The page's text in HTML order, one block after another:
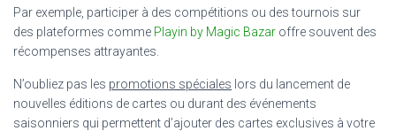
Par exemple, participer à des compétitions ou des tournois sur
des plateformes comme Playin by Magic Bazar offre souvent des
récompenses attrayantes.
N’oubliez pas les promotions spéciales lors du lancement de
nouvelles éditions de cartes ou durant des événements
saisonniers qui permettent d’ajouter des cartes exclusives à votre